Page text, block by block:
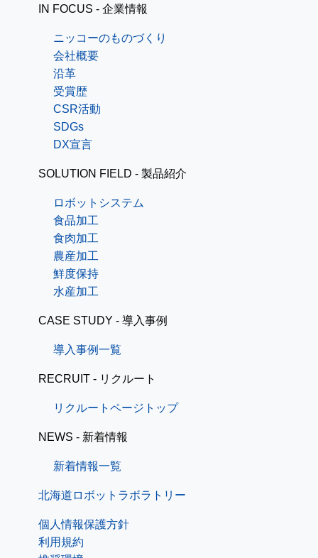
IN FOCUS - 企業情報
ニッコーのものづくり
会社概要
沿革
受賞歴
CSR活動
SDGs
DX宣言
SOLUTION FIELD - 製品紹介
ロボットシステム
食品加工
食肉加工
農産加工
鮮度保持
水産加工
CASE STUDY - 導入事例
導入事例一覧
RECRUIT - リクルート
リクルートページトップ
NEWS - 新着情報
新着情報一覧
北海道ロボットラボラトリー
個人情報保護方針
利用規約